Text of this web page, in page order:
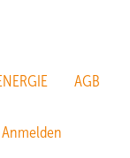
AGB
Anmelden